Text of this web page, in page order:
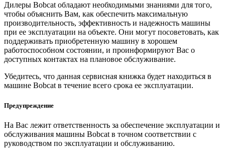
Дилеры Bobcat обладают необходимыми знаниями для того,
чтобы объяснить Вам, как обеспечить максимальную
производительность, эффективность и надежность машины
при ее эксплуатации на объекте. Они могут посоветовать, как
поддерживать приобретенную машину в хорошем
работоспособном состоянии, и проинформируют Вас о
доступных контактах на плановое обслуживание.
Убедитесь, что данная сервисная книжка будет находиться в
машине Bobcat в течение всего срока ее эксплуатации.
Предупреждение
На Вас лежит ответственность за обеспечение эксплуатации и
обслуживания машины Bobcat в точном соответствии с
руководством по эксплуатации и обслуживанию.